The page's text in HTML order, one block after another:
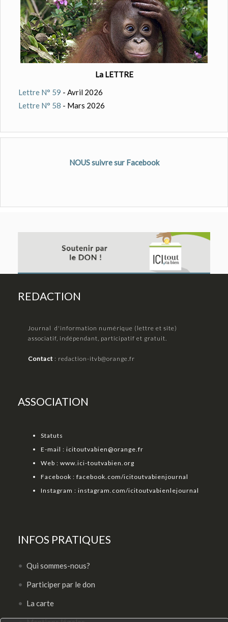
La LETTRE
Lettre N° 59 - Avril 2026
Lettre N° 58 - Mars 2026
NOUS suivre sur Facebook
REDACTION
Journal d'information numérique (lettre et site)
associatif, indépendant, participatif et gratuit.
Contact : redaction-itvb@orange.fr
ASSOCIATION
Statuts
E-mail : icitoutvabien@orange.fr
Web : www.ici-toutvabien.org
Facebook : facebook.com/icitoutvabienjournal
Instagram : instagram.com/icitoutvabienlejournal
INFOS PRATIQUES
Qui sommes-nous?
Participer par le don
La carte